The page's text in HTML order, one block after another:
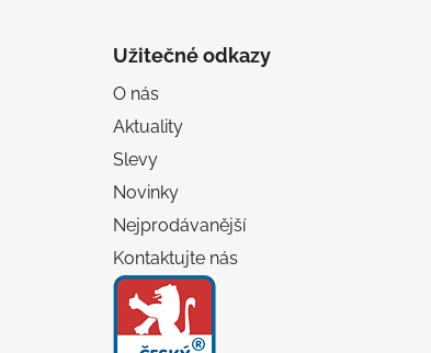
Užitečné odkazy
O nás
Aktuality
Slevy
Novinky
Nejprodávanější
Kontaktujte nás